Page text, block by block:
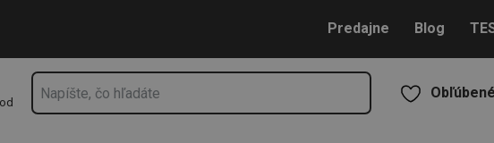
Predajne Blog
Obľúbené